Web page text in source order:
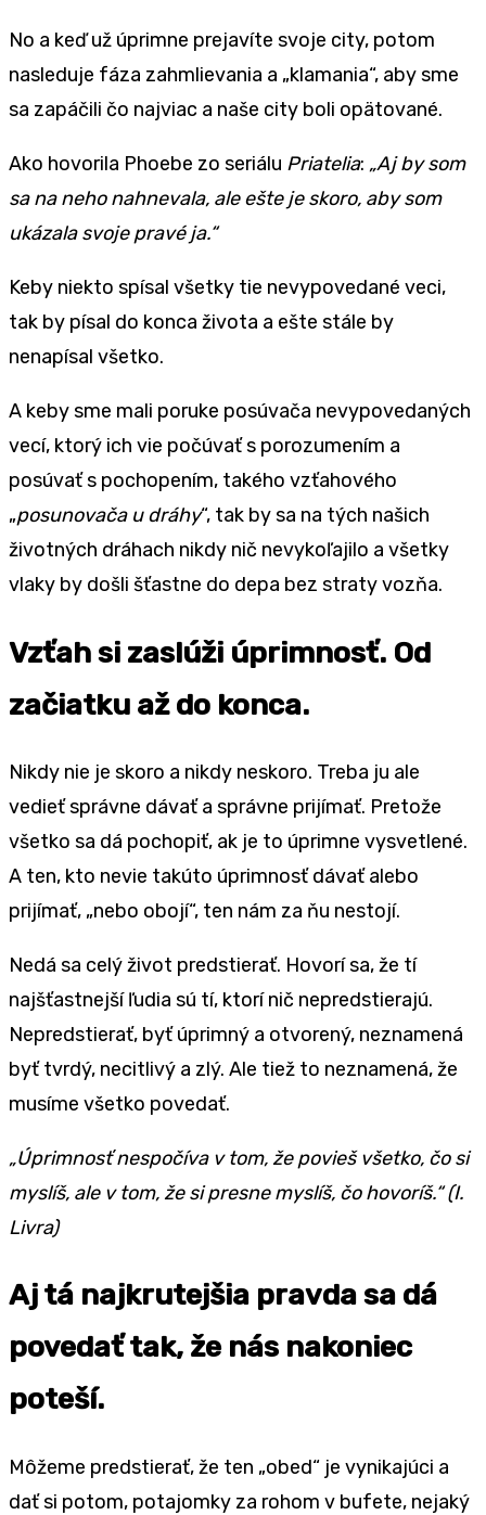
No a keď už úprimne prejavíte svoje city, potom
nasleduje fáza zahmlievania a „klamania“, aby sme
sa zapáčili čo najviac a naše city boli opätované.
Ako hovorila Phoebe zo seriálu Priatelia: „Aj by som
sa na neho nahnevala, ale ešte je skoro, aby som
ukázala svoje pravé ja.“
Keby niekto spísal všetky tie nevypovedané veci,
tak by písal do konca života a ešte stále by
nenapísal všetko.
A keby sme mali poruke posúvača nevypovedaných
vecí, ktorý ich vie počúvať s porozumením a
posúvať s pochopením, takého vzťahového
„posunovača u dráhy“, tak by sa na tých našich
životných dráhach nikdy nič nevykoľajilo a všetky
vlaky by došli šťastne do depa bez straty vozňa.
Vzťah si zaslúži úprimnosť. Od
začiatku až do konca.
Nikdy nie je skoro a nikdy neskoro. Treba ju ale
vedieť správne dávať a správne prijímať. Pretože
všetko sa dá pochopiť, ak je to úprimne vysvetlené.
A ten, kto nevie takúto úprimnosť dávať alebo
prijímať, „nebo obojí“, ten nám za ňu nestojí.
Nedá sa celý život predstierať. Hovorí sa, že tí
najšťastnejší ľudia sú tí, ktorí nič nepredstierajú.
Nepredstierať, byť úprimný a otvorený, neznamená
byť tvrdý, necitlivý a zlý. Ale tiež to neznamená, že
musíme všetko povedať.
„Úprimnosť nespočíva v tom, že povieš všetko, čo si
myslíš, ale v tom, že si presne myslíš, čo hovoríš.“ (I.
Livra)
Aj tá najkrutejšia pravda sa dá
povedať tak, že nás nakoniec
poteší.
Môžeme predstierať, že ten „obed“ je vynikajúci a
dať si potom, potajomky za rohom v bufete, nejaký